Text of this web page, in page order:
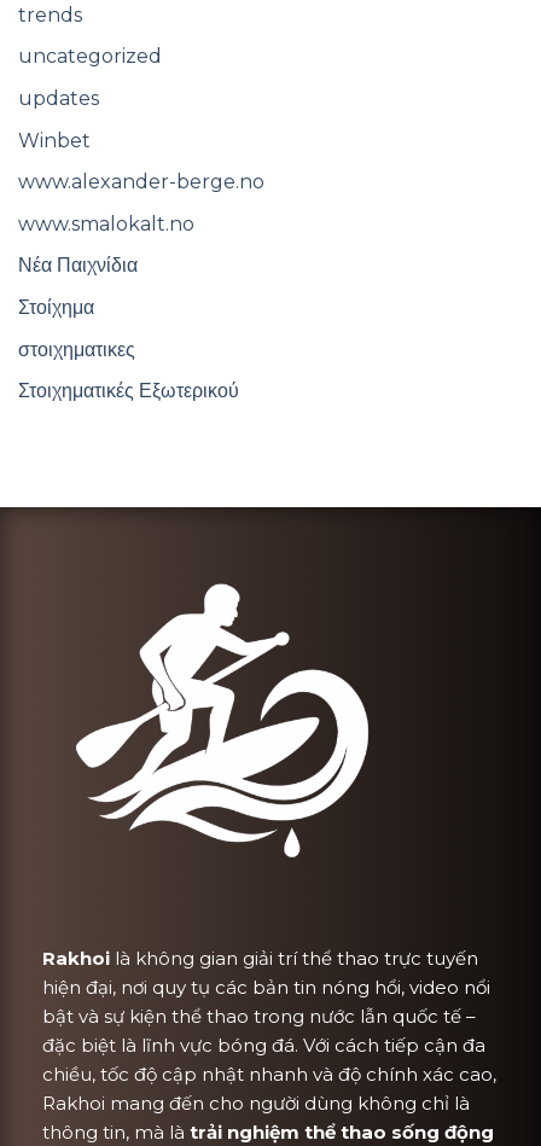
trends
uncategorized
updates
Winbet
www.alexander-berge.no
www.smalokalt.no
Νέα Παιχνίδια
Στοίχημα
στοιχηματικες
Στοιχηματικές Εξωτερικού
Rakhoi là không gian giải trí thể thao trực tuyến
hiện đại, nơi quy tụ các bản tin nóng hổi, video nổi
bật và sự kiện thể thao trong nước lẫn quốc tế –
đặc biệt là lĩnh vực bóng đá. Với cách tiếp cận đa
chiều, tốc độ cập nhật nhanh và độ chính xác cao,
Rakhoi mang đến cho người dùng không chỉ là
thông tin, mà là trải nghiệm thể thao sống động